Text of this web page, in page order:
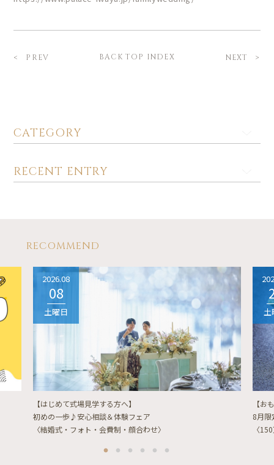
CATEGORY
RECENT ENTRY
PREV BACK TOP INDEX NEXT
RECOMMEND
2026.08
08
土曜日
【はじめて式場見学する方へ】
初めの一歩♪安心相談＆体験フェア
〈結婚式・フォト・会費制・顔合わせ〉
土
【お
8月限
〈